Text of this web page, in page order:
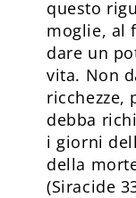
questo
moglie, al
dare un
vita. Non
ricchezze,
debba
i giorni
della
(Siracide